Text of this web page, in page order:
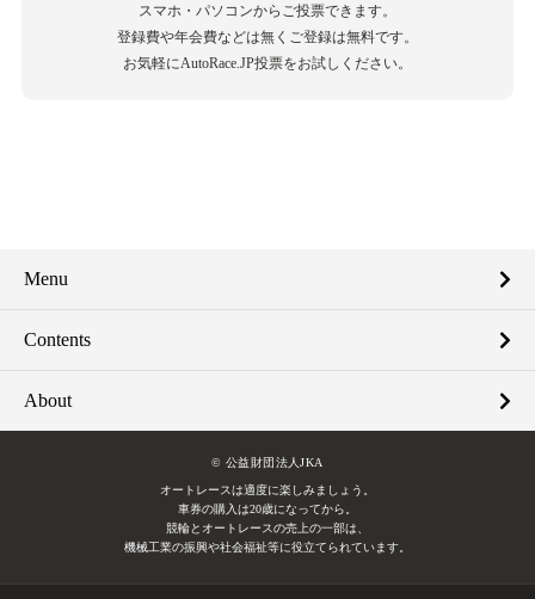
スマホ・パソコンからご投票できます。
登録費や年会費などは無くご登録は無料です。
お気軽にAutoRace.JP投票をお試しください。
Menu
Contents
About
© 公益財団法人JKA
オートレースは適度に楽しみましょう。
車券の購入は20歳になってから。
競輪とオートレースの売上の一部は、
機械工業の振興や社会福祉等に役立てられています。